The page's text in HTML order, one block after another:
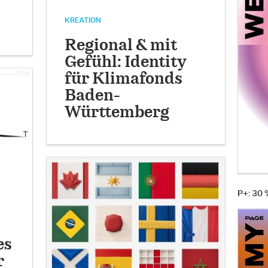
KREATION
Regional & mit
Gefühl: Identity
für Klimafonds
Baden-
Württemberg
P+: 30